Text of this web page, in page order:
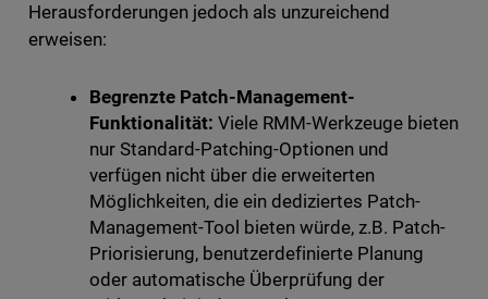
Herausforderungen jedoch als unzureichend
erweisen:
Begrenzte Patch-Management-
Funktionalität: Viele RMM-Werkzeuge bieten
nur Standard-Patching-Optionen und
verfügen nicht über die erweiterten
Möglichkeiten, die ein dediziertes Patch-
Management-Tool bieten würde, z.B. Patch-
Priorisierung, benutzerdefinierte Planung
oder automatische Überprüfung der